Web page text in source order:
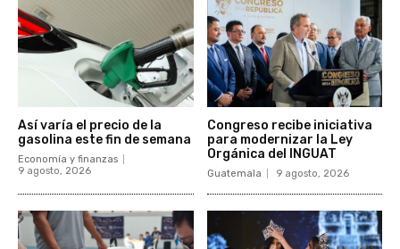
Así varía el precio de la
gasolina este fin de semana
Economía y finanzas
9 agosto, 2026
Congreso recibe iniciativa
para modernizar la Ley
Orgánica del INGUAT
Guatemala 9 agosto, 2026